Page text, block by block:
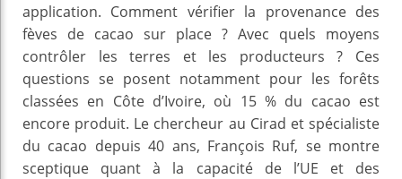
application. Comment vérifier la provenance des
fèves de cacao sur place ? Avec quels moyens
contrôler les terres et les producteurs ? Ces
questions se posent notamment pour les forêts
classées en Côte d’Ivoire, où 15 % du cacao est
encore produit. Le chercheur au Cirad et spécialiste
du cacao depuis 40 ans, François Ruf, se montre
sceptique quant à la capacité de l’UE et des